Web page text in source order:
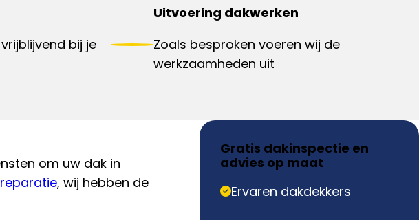
bij je
Uitvoering dakwerken
Zoals besproken voeren wij de
werkzaamheden uit
om uw dak in
, wij hebben de
Gratis dakinspectie en
advies op maat
Ervaren dakdekkers